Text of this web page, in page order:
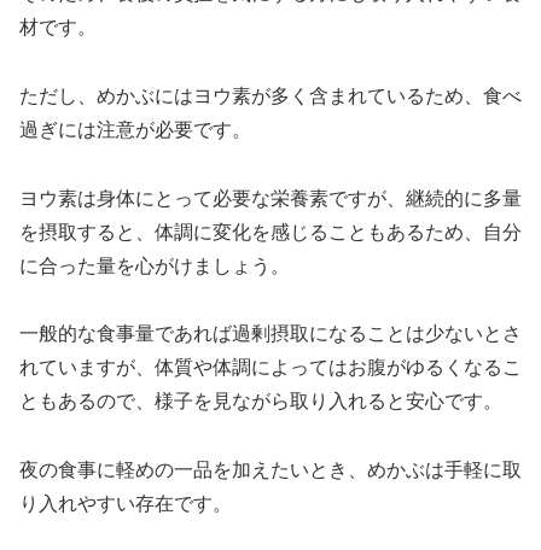
材です。
ただし、めかぶにはヨウ素が多く含まれているため、食べ
過ぎには注意が必要です。
ヨウ素は身体にとって必要な栄養素ですが、継続的に多量
を摂取すると、体調に変化を感じることもあるため、自分
に合った量を心がけましょう。
一般的な食事量であれば過剰摂取になることは少ないとさ
れていますが、体質や体調によってはお腹がゆるくなるこ
ともあるので、様子を見ながら取り入れると安心です。
夜の食事に軽めの一品を加えたいとき、めかぶは手軽に取
り入れやすい存在です。